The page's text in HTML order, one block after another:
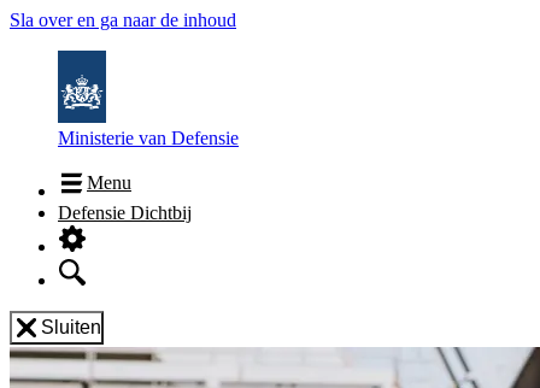
Sla over en ga naar de inhoud
Ministerie van Defensie
Menu
Defensie Dichtbij
Sluiten